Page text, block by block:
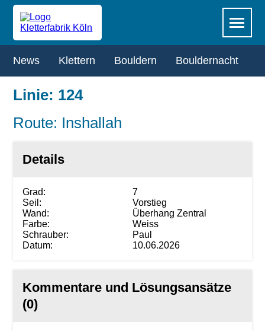
Zum
Hauptinhalt
springen
überspringen
News Klettern Bouldern Bouldernacht
Linie: 124
Route: Inshallah
Details
Grad:
7
Seil:
Vorstieg
Wand:
Überhang Zentral
Farbe:
Weiss
Schrauber:
Paul
Datum:
10.06.2026
Kommentare und Lösungsansätze
(0)